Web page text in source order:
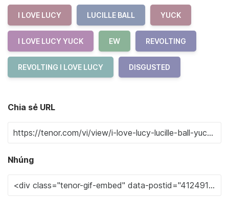
I LOVE LUCY LUCILLE BALL YUCK
I LOVE LUCY YUCK EW REVOLTING
REVOLTING I LOVE LUCY DISGUSTED
Chia sẻ URL
Nhúng